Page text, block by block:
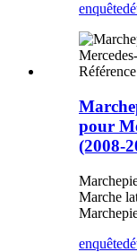
enquête
pour
(2008-
Marche
enquête